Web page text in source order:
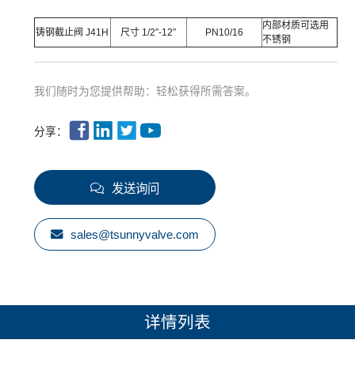
铸钢截止阀 J41H 尺寸 1/2″-12″ PN10/16
内部材质可选用
不锈钢
我们随时为您提供帮助：轻松获得所需答案。
分享：
发送询问
sales@tsunnyvalve.com
详情列表